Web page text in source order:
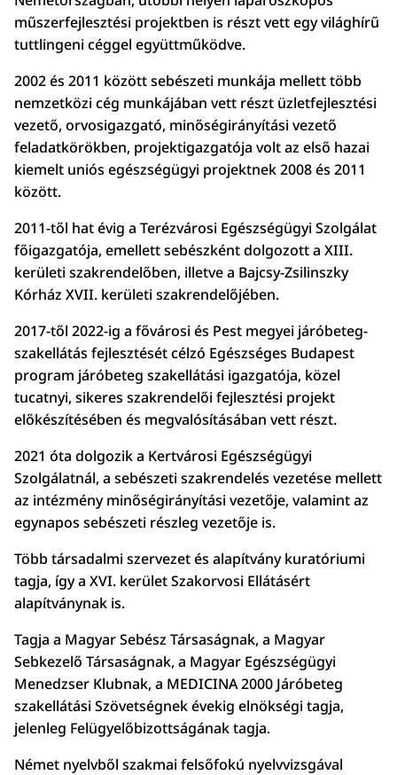
műszerfejlesztési projektben is részt vett egy világhírű
tuttlingeni céggel együttműködve.
2002 és 2011 között sebészeti munkája mellett több
nemzetközi cég munkájában vett részt üzletfejlesztési
vezető, orvosigazgató, minőségirányítási vezető
feladatkörökben, projektigazgatója volt az első hazai
kiemelt uniós egészségügyi projektnek 2008 és 2011
között.
2011-től hat évig a Terézvárosi Egészségügyi Szolgálat
főigazgatója, emellett sebészként dolgozott a XIII.
kerületi szakrendelőben, illetve a Bajcsy-Zsilinszky
Kórház XVII. kerületi szakrendelőjében.
2017-től 2022-ig a fővárosi és Pest megyei járóbeteg-
szakellátás fejlesztését célzó Egészséges Budapest
program járóbeteg szakellátási igazgatója, közel
tucatnyi, sikeres szakrendelői fejlesztési projekt
előkészítésében és megvalósításában vett részt.
2021 óta dolgozik a Kertvárosi Egészségügyi
Szolgálatnál, a sebészeti szakrendelés vezetése mellett
az intézmény minőségirányítási vezetője, valamint az
egynapos sebészeti részleg vezetője is.
Több társadalmi szervezet és alapítvány kuratóriumi
tagja, így a XVI. kerület Szakorvosi Ellátásért
alapítványnak is.
Tagja a Magyar Sebész Társaságnak, a Magyar
Sebkezelő Társaságnak, a Magyar Egészségügyi
Menedzser Klubnak, a MEDICINA 2000 Járóbeteg
szakellátási Szövetségnek évekig elnökségi tagja,
jelenleg Felügyelőbizottságának tagja.
Német nyelvből szakmai felsőfokú nyelvvizsgával